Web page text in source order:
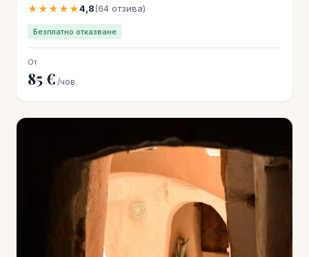
★★★★★4,8(64 отзива)
Безплатно отказване
От
85 € /чов.